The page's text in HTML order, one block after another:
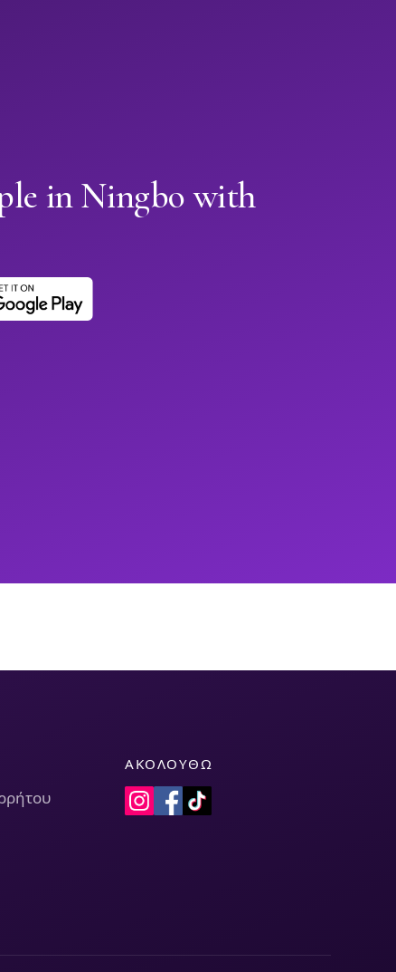
in Ningbo with
ΑΚΟΛΟΥΘΏ